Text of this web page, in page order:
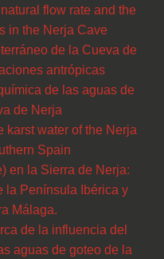
flow rate and the
in the Nerja Cave
de la Cueva de
antrópicas
de las aguas de
de Nerja
karst water of the Nerja
Spain
en la Sierra de Nerja:
la Península Ibérica y
Málaga.
de la influencia del
aguas de goteo de la